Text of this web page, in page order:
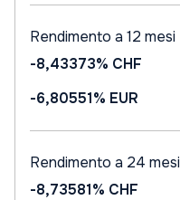
Rendimento a 12 mesi
-8,43373% CHF
-6,80551% EUR
Rendimento a 24 mesi
-8,73581% CHF